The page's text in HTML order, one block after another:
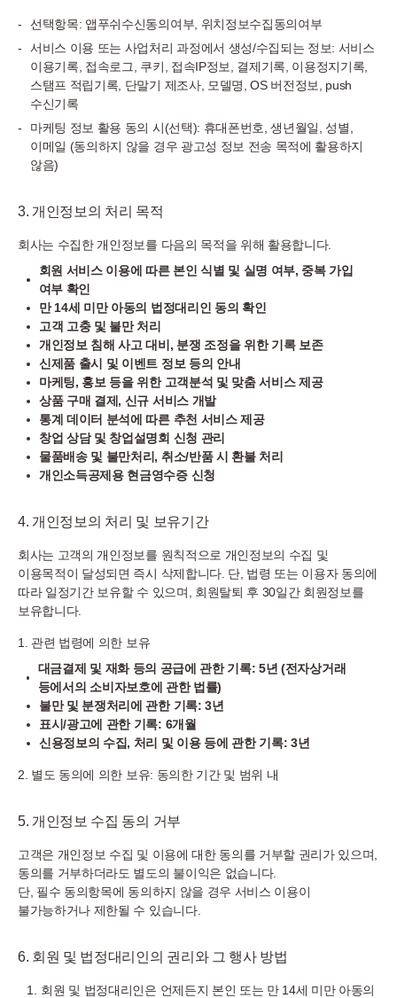
선택항목: 앱푸쉬수신동의여부, 위치정보수집동의여부
서비스 이용 또는 사업처리 과정에서 생성/수집되는 정보: 서비스
이용기록, 접속로그, 쿠키, 접속IP정보, 결제기록, 이용정지기록,
스탬프 적립기록, 단말기 제조사, 모델명, OS 버전정보, push
수신기록
마케팅 정보 활용 동의 시(선택): 휴대폰번호, 생년월일, 성별,
이메일 (동의하지 않을 경우 광고성 정보 전송 목적에 활용하지
않음)
3. 개인정보의 처리 목적
회사는 수집한 개인정보를 다음의 목적을 위해 활용합니다.
회원 서비스 이용에 따른 본인 식별 및 실명 여부, 중복 가입
여부 확인
만 14세 미만 아동의 법정대리인 동의 확인
고객 고충 및 불만 처리
개인정보 침해 사고 대비, 분쟁 조정을 위한 기록 보존
신제품 출시 및 이벤트 정보 등의 안내
마케팅, 홍보 등을 위한 고객분석 및 맞춤 서비스 제공
상품 구매 결제, 신규 서비스 개발
통계 데이터 분석에 따른 추천 서비스 제공
창업 상담 및 창업설명회 신청 관리
물품배송 및 불만처리, 취소/반품 시 환불 처리
개인소득공제용 현금영수증 신청
4. 개인정보의 처리 및 보유기간
회사는 고객의 개인정보를 원칙적으로 개인정보의 수집 및
이용목적이 달성되면 즉시 삭제합니다. 단, 법령 또는 이용자 동의에
따라 일정기간 보유할 수 있으며, 회원탈퇴 후 30일간 회원정보를
보유합니다.
1. 관련 법령에 의한 보유
대금결제 및 재화 등의 공급에 관한 기록: 5년 (전자상거래
등에서의 소비자보호에 관한 법률)
불만 및 분쟁처리에 관한 기록: 3년
표시/광고에 관한 기록: 6개월
신용정보의 수집, 처리 및 이용 등에 관한 기록: 3년
2. 별도 동의에 의한 보유: 동의한 기간 및 범위 내
5. 개인정보 수집 동의 거부
고객은 개인정보 수집 및 이용에 대한 동의를 거부할 권리가 있으며,
동의를 거부하더라도 별도의 불이익은 없습니다.
단, 필수 동의항목에 동의하지 않을 경우 서비스 이용이
불가능하거나 제한될 수 있습니다.
6. 회원 및 법정대리인의 권리와 그 행사 방법
회원 및 법정대리인은 언제든지 본인 또는 만 14세 미만 아동의